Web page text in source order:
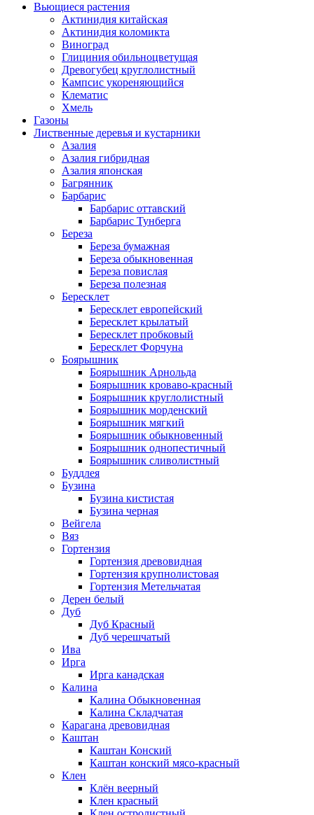
Вьющиеся растения
Актинидия китайская
Актинидия коломикта
Виноград
Глициния обильноцветущая
Древогубец круглолистный
Кампсис укореняющийся
Клематис
Хмель
Газоны
Лиственные деревья и кустарники
Азалия
Азалия гибридная
Азалия японская
Багрянник
Барбарис
Барбарис оттавский
Барбарис Тунберга
Береза
Береза бумажная
Береза обыкновенная
Береза повислая
Береза полезная
Бересклет
Бересклет европейский
Бересклет крылатый
Бересклет пробковый
Бересклет Форчуна
Боярышник
Боярышник Арнольда
Боярышник кроваво-красный
Боярышник круглолистный
Боярышник морденский
Боярышник мягкий
Боярышник обыкновенный
Боярышник однопестичный
Боярышник сливолистный
Буддлея
Бузина
Бузина кистистая
Бузина черная
Вейгела
Вяз
Гортензия
Гортензия древовидная
Гортензия крупнолистовая
Гортензия Метельчатая
Дерен белый
Дуб
Дуб Красный
Дуб черешчатый
Ива
Ирга
Ирга канадская
Калина
Калина Обыкновенная
Калина Складчатая
Карагана древовидная
Каштан
Каштан Конский
Каштан конский мясо-красный
Клен
Клён веерный
Клен красный